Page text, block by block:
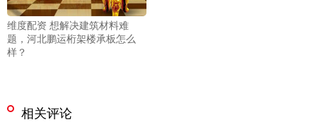
维度配资 想解决建筑材料难
题，河北鹏运桁架楼承板怎么
样？
相关评论